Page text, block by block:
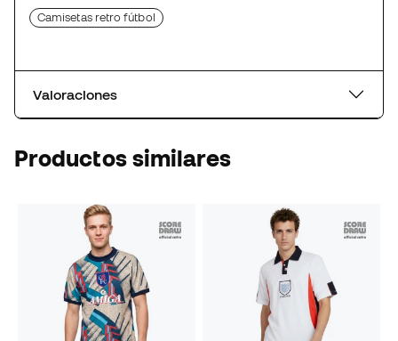
Camisetas retro fútbol
Valoraciones
Productos similares